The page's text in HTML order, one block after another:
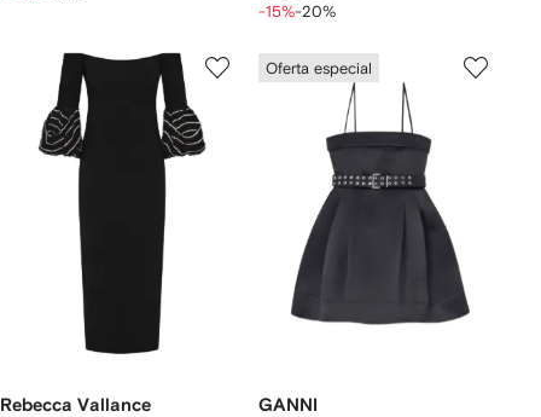
-15%-20%
Rebecca Vallance
Oferta especial
GANNI